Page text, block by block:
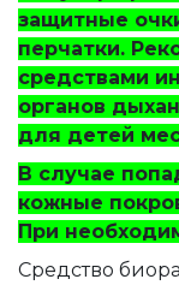
защитные
перчатки.
средствами
органов
для детей
В случае
кожные
При
Средство